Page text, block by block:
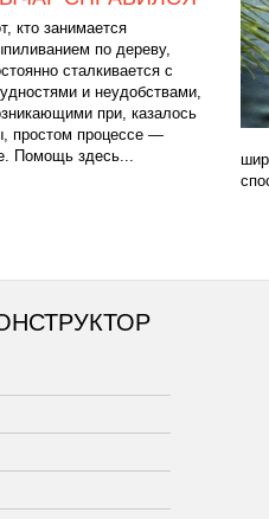
кто занимается
по дереву,
сталкивается с
и неудобствами,
при, казалось
простом процессе —
Помощь здесь...